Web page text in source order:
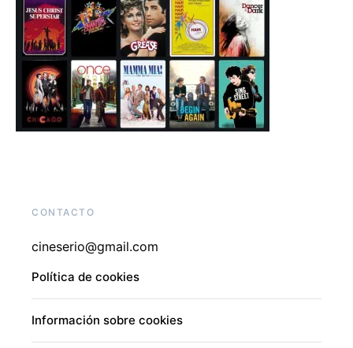
CONTACTO
cineserio@gmail.com
Política de cookies
Información sobre cookies